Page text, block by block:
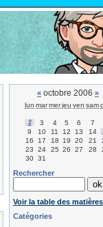
« octobre 2006 »
lun marmerjeu ven sam
2 3 4 5 6 7
9
10 11 12 13 14
16 17 18 19 20 21
23
24 25 26 27 28
30 31
Rechercher
Voir la table des matières
Catégories